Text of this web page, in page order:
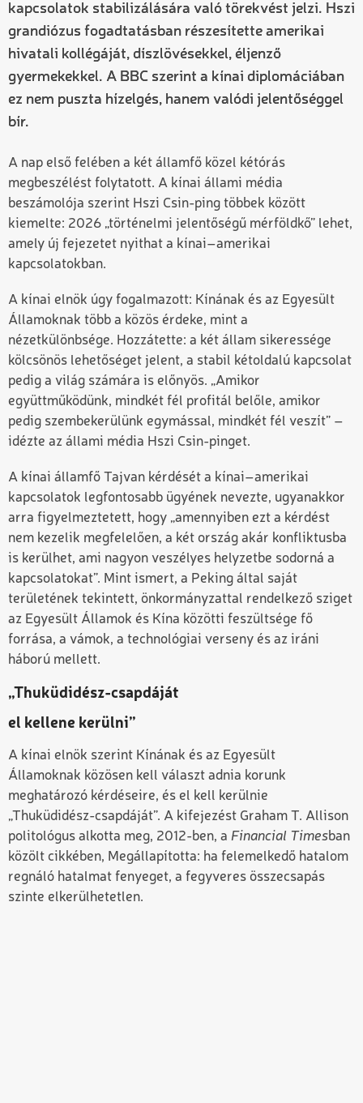
kapcsolatok stabilizálására való törekvést jelzi. Hszi
grandiózus fogadtatásban részesítette amerikai
hivatali kollégáját, díszlövésekkel, éljenző
gyermekekkel. A BBC szerint a kínai diplomáciában
ez nem puszta hízelgés, hanem valódi jelentőséggel
bír.
A nap első felében a két államfő közel kétórás
megbeszélést folytatott. A kínai állami média
beszámolója szerint Hszi Csin-ping többek között
kiemelte: 2026 „történelmi jelentőségű mérföldkő” lehet,
amely új fejezetet nyithat a kínai–amerikai
kapcsolatokban.
A kínai elnök úgy fogalmazott: Kínának és az Egyesült
Államoknak több a közös érdeke, mint a
nézetkülönbsége. Hozzátette: a két állam sikeressége
kölcsönös lehetőséget jelent, a stabil kétoldalú kapcsolat
pedig a világ számára is előnyös. „Amikor
együttműködünk, mindkét fél profitál belőle, amikor
pedig szembekerülünk egymással, mindkét fél veszít” –
idézte az állami média Hszi Csin-pinget.
A kínai államfő Tajvan kérdését a kínai–amerikai
kapcsolatok legfontosabb ügyének nevezte, ugyanakkor
arra figyelmeztetett, hogy „amennyiben ezt a kérdést
nem kezelik megfelelően, a két ország akár konfliktusba
is kerülhet, ami nagyon veszélyes helyzetbe sodorná a
kapcsolatokat”. Mint ismert, a Peking által saját
területének tekintett, önkormányzattal rendelkező sziget
az Egyesült Államok és Kína közötti feszültsége fő
forrása, a vámok, a technológiai verseny és az iráni
háború mellett.
„Thuküdidész-csapdáját
el kellene kerülni”
A kínai elnök szerint Kínának és az Egyesült
Államoknak közösen kell választ adnia korunk
meghatározó kérdéseire, és el kell kerülnie
„Thuküdidész-csapdáját”. A kifejezést Graham T. Allison
politológus alkotta meg, 2012-ben, a Financial Timesban
közölt cikkében, Megállapította: ha felemelkedő hatalom
regnáló hatalmat fenyeget, a fegyveres összecsapás
szinte elkerülhetetlen.